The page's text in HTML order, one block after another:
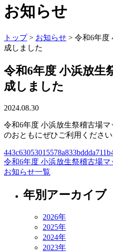
お知らせ
トップ> お知らせ > 令和6年度
成しました
令和6年度 小浜放生
成しました
2024.08.30
令和6年度 小浜放生祭稽古場
のおともにぜひご利用ください
令和6年度 小浜放生祭稽古場マ
お知らせ一覧
年別アーカイブ
2026年
2025年
2024年
2023年